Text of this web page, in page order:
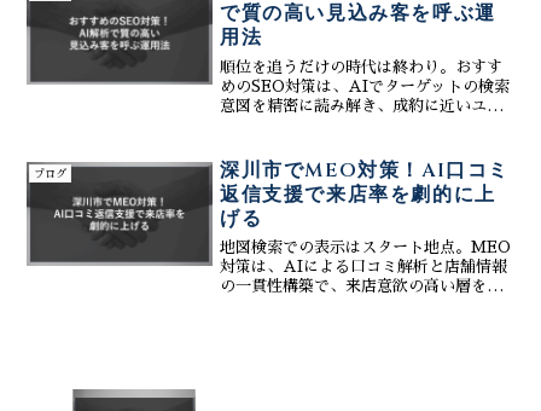
会社ティーコネクトが貴院の集客を最大
化。生成AIを活用した最新のGEO対策
や、簡単操作で更新できるホームページ
制作により、施術で多忙な先生の手を煩
わせることなく、地域No.1の選ばれる整
した院経営を実現しましょう。
で質の高い見込み客を呼ぶ運
用法
順位を追うだけの時代は終わり。おすす
めのSEO対策は、AIでターゲットの検索
意図を精密に読み解き、成約に近いユー
生み出し続ける資産型サイトの育て方を
専門家が徹底解説。
ブログ
深川市でMEO対策！AI口コミ
返信支援で来店率を劇的に上
げる
地図検索での表示はスタート地点。MEO
対策は、AIによる口コミ解析と店舗情報
の一貫性構築で、来店意欲の高い層を逃